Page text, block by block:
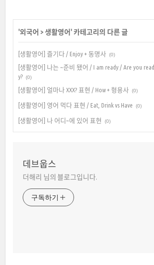
'외국어 >생활영어' 카테고리의 다른 글
[생활영어] 즐기다 / Enjoy + 동명사 (0)
[생활영어] 나는 ~준비 됐어 / I am ready / Are you read
y? (0)
[생활영어] 얼마나 XXX? 표현 / How + 형용사 (0)
[생활영어] 영어 먹다 표현 / Eat, Drink vs Have (0)
[생활영어] 나 어디~에 있어 표현 (0)
데브웁스
더해리 님의 블로그입니다.
구독하기